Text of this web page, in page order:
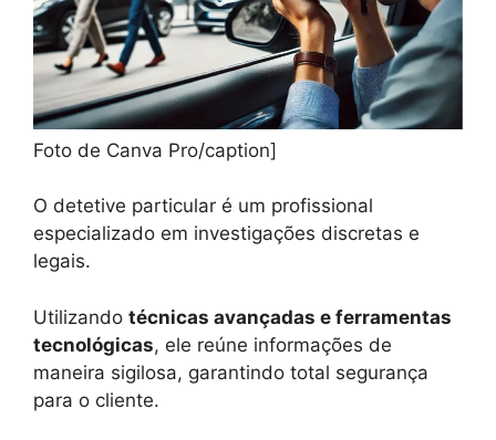
Foto de Canva Pro/caption]
O detetive particular é um profissional
especializado em investigações discretas e
legais.
Utilizando técnicas avançadas e ferramentas
tecnológicas, ele reúne informações de
maneira sigilosa, garantindo total segurança
para o cliente.